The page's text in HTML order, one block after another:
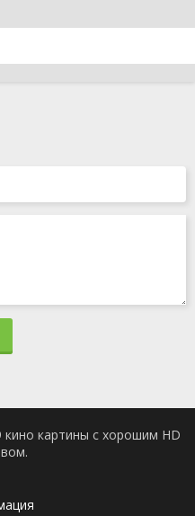
картины с хорошим HD